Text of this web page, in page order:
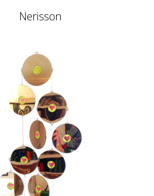
Nerisson